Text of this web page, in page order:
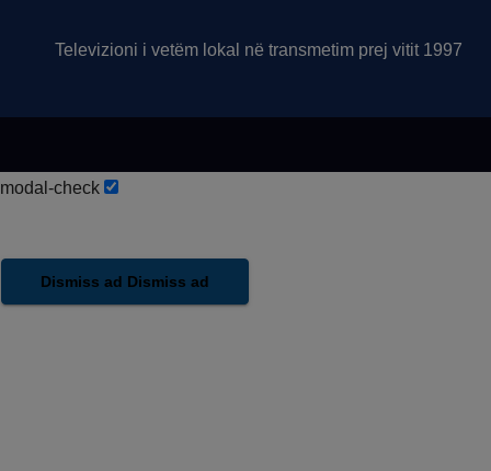
Televizioni i vetëm lokal në transmetim prej vitit 1997
modal-check
Dismiss ad Dismiss ad